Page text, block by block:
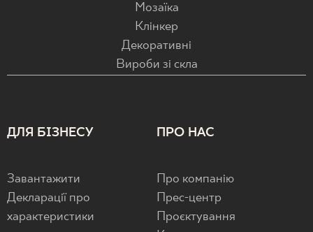
Мозаїка
Клінкер
Декоративні
Вироби зі скла
ДЛЯ БІЗНЕСУ
Завантажити
Декларації про
характеристики
ПРО НАС
Про компанію
Прес-центр
Проєктування